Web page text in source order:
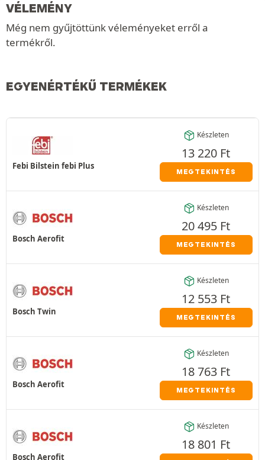
VÉLEMÉNY
Még nem gyűjtöttünk véleményeket erről a
termékről.
EGYENÉRTÉKŰ TERMÉKEK
Febi Bilstein febi Plus
Készleten
13 220 Ft
MEGTEKINTÉS
Bosch Aerofit
Készleten
20 495 Ft
MEGTEKINTÉS
Bosch Twin
Készleten
12 553 Ft
MEGTEKINTÉS
Bosch Aerofit
Készleten
18 763 Ft
MEGTEKINTÉS
Bosch Aerofit
Készleten
18 801 Ft